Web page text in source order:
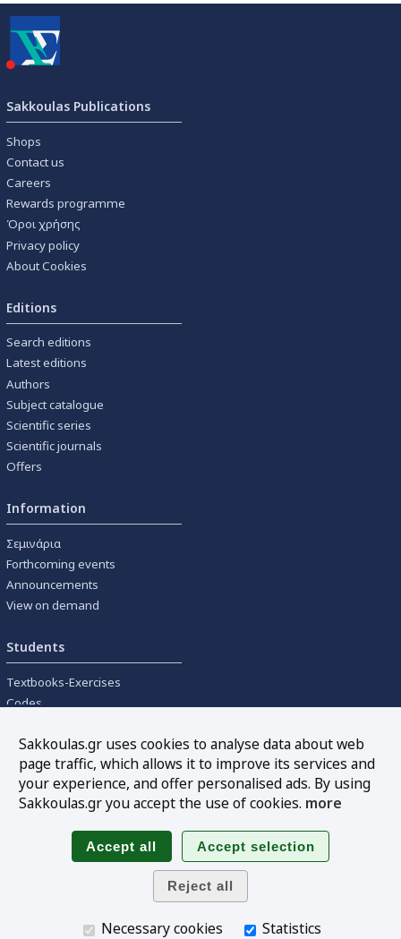
Sakkoulas Publications
Shops
Contact us
Careers
Rewards programme
Όροι χρήσης
Privacy policy
About Cookies
Editions
Search editions
Latest editions
Authors
Subject catalogue
Scientific series
Scientific journals
Offers
Information
Σεμινάρια
Forthcoming events
Announcements
View on demand
Students
Textbooks-Exercises
Codes
Tools
Online interest calculation
Follow us
Sakkoulas.gr uses cookies to analyse data about web
page traffic, which allows it to improve its services and
your experience, and offer personalised ads. By using
Sakkoulas.gr you accept the use of cookies. more
Necessary cookies
Statistics